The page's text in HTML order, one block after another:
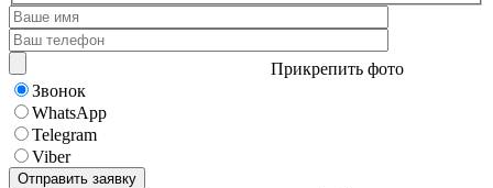
Прикрепить фото
Звонок
WhatsApp
Telegram
Viber